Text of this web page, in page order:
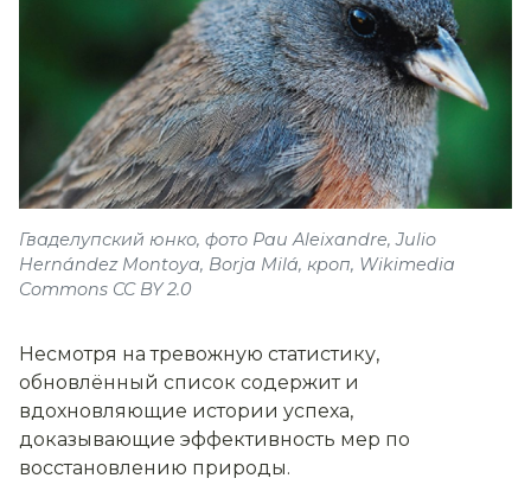
Гваделупский юнко, фото Pau Aleixandre, Julio
Hernández Montoya, Borja Milá, кроп, Wikimedia
Commons CC BY 2.0
Несмотря на тревожную статистику,
обновлённый список содержит и
вдохновляющие истории успеха,
доказывающие эффективность мер по
восстановлению природы.